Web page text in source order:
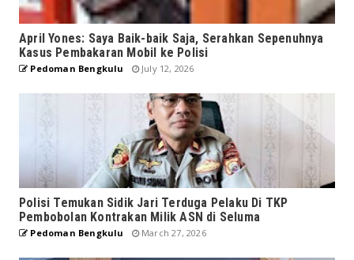
April Yones: Saya Baik-baik Saja, Serahkan Sepenuhnya
Kasus Pembakaran Mobil ke Polisi
Pedoman Bengkulu July 12, 2026
Polisi Temukan Sidik Jari Terduga Pelaku Di TKP
Pembobolan Kontrakan Milik ASN di Seluma
Pedoman Bengkulu March 27, 2026